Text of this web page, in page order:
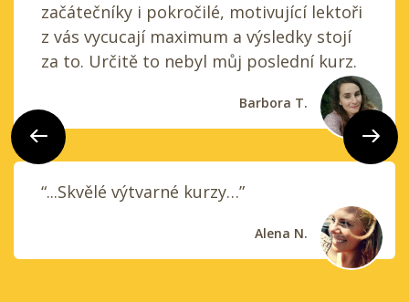
Předchozí Další
začátečníky i pokročilé, motivující lektoři
z vás vycucají maximum a výsledky stojí
za to. Určitě to nebyl můj poslední kurz.
Barbora T.
“...Skvělé výtvarné kurzy…”
Alena N.